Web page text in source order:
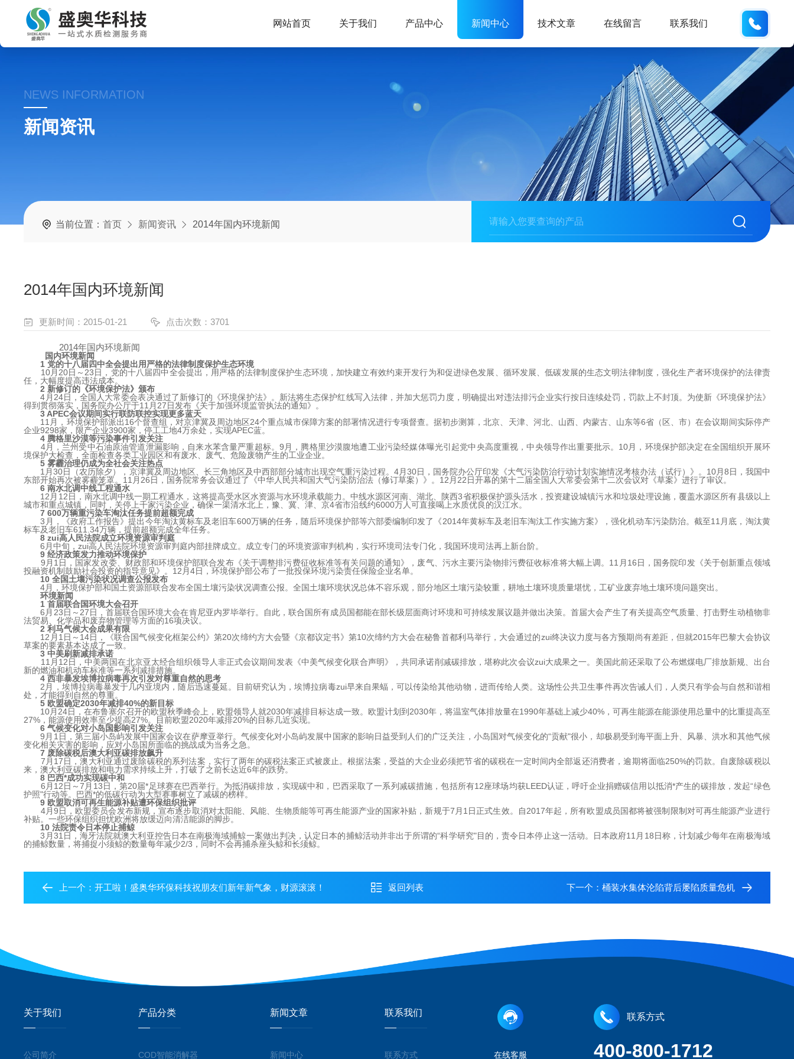
网站首页 关于我们 产品中心 新闻中心 技术文章 在线留言 联系我们
NEWS INFORMATION
新闻资讯
当前位置：首页 新闻资讯 2014年国内环境新闻
2014年国内环境新闻
更新时间：2015-01-21 点击次数：3701
2014年国内环境新闻
国内环境新闻
1 党的十八届四中全会提出用严格的法律制度保护生态环境
10月20日～23日，党的十八届四中全会提出，用严格的法律制度保护生态环境，加快建立有效约束开发行为和促进绿色发展、循环发展、低碳发展的生态文明法律制度，强化生产者环境保护的法律责
任，大幅度提高违法成本。
2 新修订的《环境保护法》颁布
4月24日，全国人大常委会表决通过了新修订的《环境保护法》。新法将生态保护红线写入法律，并加大惩罚力度，明确提出对违法排污企业实行按日连续处罚，罚款上不封顶。为使新《环境保护法》
得到贯彻落实，国务院办公厅于11月27日发布《关于加强环境监管执法的通知》。
3 APEC会议期间实行联防联控实现更多蓝天
11月，环境保护部派出16个督查组，对京津冀及周边地区24个重点城市保障方案的部署情况进行专项督查。据初步测算，北京、天津、河北、山西、内蒙古、山东等6省（区、市）在会议期间实际停产
企业9298家，限产企业3900家，停工工地4万余处，实现APEC蓝。
4 腾格里沙漠等污染事件引发关注
4月，兰州受中石油原油管道泄漏影响，自来水苯含量严重超标。9月，腾格里沙漠腹地遭工业污染经媒体曝光引起党中央高度重视，中央领导作出重要批示。10月，环境保护部决定在全国组织开展环
境保护大检查，全面检查各类工业园区和有废水、废气、危险废物产生的工业企业。
5 雾霾治理仍成为全社会关注热点
1月30日（农历除夕），京津冀及周边地区、长三角地区及中西部部分城市出现空气重污染过程。4月30日，国务院办公厅印发《大气污染防治行动计划实施情况考核办法（试行）》。10月8日，我国中
东部开始再次被雾霾笼罩。11月26日，国务院常务会议通过了《中华人民共和国大气污染防治法（修订草案）》。12月22日开幕的第十二届全国人大常委会第十二次会议对《草案》进行了审议。
6 南水北调中线工程通水
12月12日，南水北调中线一期工程通水，这将提高受水区水资源与水环境承载能力。中线水源区河南、湖北、陕西3省积极保护源头活水，投资建设城镇污水和垃圾处理设施，覆盖水源区所有县级以上
城市和重点城镇，同时，关停上千家污染企业，确保一渠清水北上，豫、冀、津、京4省市沿线约6000万人可直接喝上水质优良的汉江水。
7 600万辆重污染车淘汰任务提前超额完成
3月，《政府工作报告》提出今年淘汰黄标车及老旧车600万辆的任务，随后环境保护部等六部委编制印发了《2014年黄标车及老旧车淘汰工作实施方案》，强化机动车污染防治。截至11月底，淘汰黄
标车及老旧车611.34万辆，提前超额完成全年任务。
8 zui高人民法院成立环境资源审判庭
6月中旬，zui高人民法院环境资源审判庭内部挂牌成立。成立专门的环境资源审判机构，实行环境司法专门化，我国环境司法再上新台阶。
9 经济政策发力推动环境保护
9月1日，国家发改委、财政部和环境保护部联合发布《关于调整排污费征收标准等有关问题的通知》，废气、污水主要污染物排污费征收标准将大幅上调。11月16日，国务院印发《关于创新重点领域
投融资机制鼓励社会投资的指导意见》。12月4日，环境保护部公布了一批投保环境污染责任保险企业名单。
10 全国土壤污染状况调查公报发布
4月，环境保护部和国土资源部联合发布全国土壤污染状况调查公报。全国土壤环境状况总体不容乐观，部分地区土壤污染较重，耕地土壤环境质量堪忧，工矿业废弃地土壤环境问题突出。
环境新闻
1 首届联合国环境大会召开
6月23日～27日，首届联合国环境大会在肯尼亚内罗毕举行。自此，联合国所有成员国都能在部长级层面商讨环境和可持续发展议题并做出决策。首届大会产生了有关提高空气质量、打击野生动植物非
法贸易、化学品和废弃物管理等方面的16项决议。
2 利马气候大会成果有限
12月1日～14日，《联合国气候变化框架公约》第20次缔约方大会暨《京都议定书》第10次缔约方大会在秘鲁首都利马举行，大会通过的zui终决议力度与各方预期尚有差距，但就2015年巴黎大会协议
草案的要素基本达成了一致。
3 中美刷新减排承诺
11月12日，中美两国在北京亚太经合组织领导人非正式会议期间发表《中美气候变化联合声明》，共同承诺削减碳排放，堪称此次会议zui大成果之一。美国此前还采取了公布燃煤电厂排放新规、出台
新的燃油和机动车标准等一系列减排措施。
4 西非暴发埃博拉病毒再次引发对尊重自然的思考
2月，埃博拉病毒暴发于几内亚境内，随后迅速蔓延。目前研究认为，埃博拉病毒zui早来自果蝠，可以传染给其他动物，进而传给人类。这场性公共卫生事件再次告诫人们，人类只有学会与自然和谐相
处，才能得到自然的尊重。
5 欧盟确定2030年减排40%的新目标
10月24日，在布鲁塞尔召开的欧盟秋季峰会上，欧盟领导人就2030年减排目标达成一致。欧盟计划到2030年，将温室气体排放量在1990年基础上减少40%，可再生能源在能源使用总量中的比重提高至
27%，能源使用效率至少提高27%。目前欧盟2020年减排20%的目标几近实现。
6 气候变化对小岛国影响引发关注
9月1日，第三届小岛屿发展中国家会议在萨摩亚举行。气候变化对小岛屿发展中国家的影响日益受到人们的广泛关注，小岛国对气候变化的“贡献"很小，却极易受到海平面上升、风暴、洪水和其他气候
变化相关灾害的影响，应对小岛国所面临的挑战成为当务之急。
7 废除碳税后澳大利亚碳排放飙升
7月17日，澳大利亚通过废除碳税的系列法案，实行了两年的碳税法案正式被废止。根据法案，受益的大企业必须把节省的碳税在一定时间内全部返还消费者，逾期将面临250%的罚款。自废除碳税以
来，澳大利亚碳排放和电力需求持续上升，打破了之前长达近6年的跌势。
8 巴西*成功实现碳中和
6月12日～7月13日，第20届*足球赛在巴西举行。为抵消碳排放，实现碳中和，巴西采取了一系列减碳措施，包括所有12座球场均获LEED认证，呼吁企业捐赠碳信用以抵消*产生的碳排放，发起“绿色
护照"行动等。巴西*的低碳行动为大型赛事树立了减碳的榜样。
9 欧盟取消可再生能源补贴遭环保组织批评
4月9日，欧盟委员会发布新规，宣布逐步取消对太阳能、风能、生物质能等可再生能源产业的国家补贴，新规于7月1日正式生效。自2017年起，所有欧盟成员国都将被强制限制对可再生能源产业进行
补贴。一些环保组织担忧欧洲将放缓迈向清洁能源的脚步。
10 法院责令日本停止捕鲸
3月31日，海牙法院就澳大利亚控告日本在南极海域捕鲸一案做出判决，认定日本的捕鲸活动并非出于所谓的“科学研究"目的，责令日本停止这一活动。日本政府11月18日称，计划减少每年在南极海域
的捕鲸数量，将捕捉小须鲸的数量每年减少2/3，同时不会再捕杀座头鲸和长须鲸。
上一个：开工啦！盛奥华环保科技祝朋友们新年新气象，财源滚滚！ 返回列表 下一个： 桶装水集体沦陷背后屡陷质量危机
关于我们
公司简介
产品分类
COD智能消解器
新闻文章
新闻中心
联系我们
联系方式 在线客服
联系方式
400-800-1712